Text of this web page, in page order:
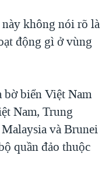
NAM
NAM
HẢI SÂM
NÔNG THÔN MỸ
không nói rõ là
động gì ở vùng
bờ biển Việt Nam
Nam, Trung
và Brunei
quần đảo thuộc